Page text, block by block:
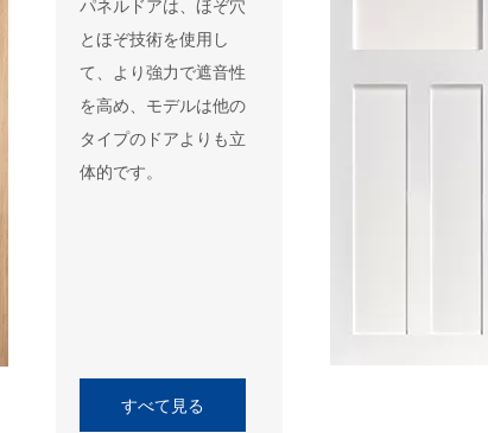
パネルドアは、ほぞ穴
とほぞ技術を使用し
て、より強力で遮音性
を高め、モデルは他の
タイプのドアよりも立
体的です。
すべて見る